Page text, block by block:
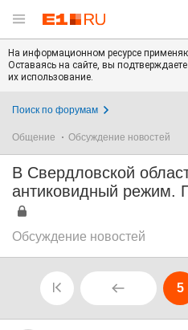
На информационном ресурсе
Оставаясь на сайте, вы
их использование.
Поиск по форумам
Общение Обсуждение новостей
В Свердловской
антиковидный режим.
Обсуждение новостей
5